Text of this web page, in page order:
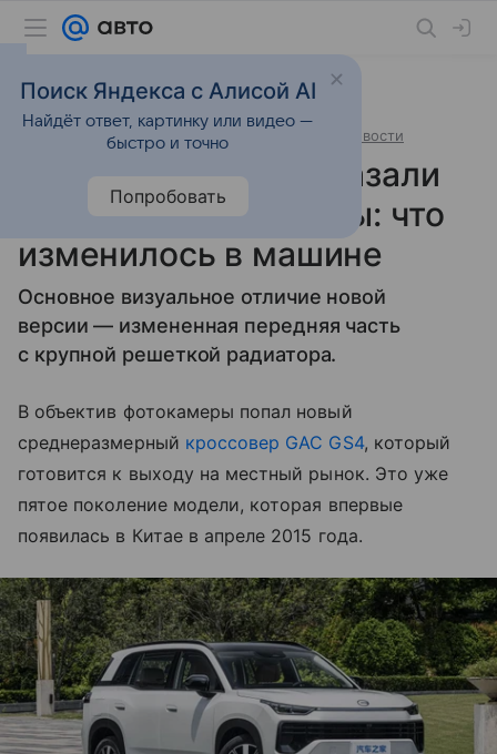
8 июля 2026 источник: Российская газета Новости
Новый GAC GS4 показали
на фото до премьеры: что
изменилось в машине
Основное визуальное отличие новой
версии — измененная передняя часть
с крупной решеткой радиатора.
В объектив фотокамеры попал новый
среднеразмерный кроссовер GAC GS4, который
готовится к выходу на местный рынок. Это уже
пятое поколение модели, которая впервые
появилась в Китае в апреле 2015 года.
Поиск Яндекса с Алисой AI
Найдёт ответ, картинку или видео —
быстро и точно
Попробовать